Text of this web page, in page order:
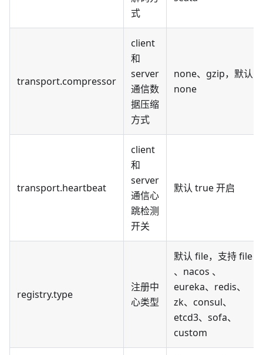
式
transport.compressor
client
和
server
通信数
据压缩
方式
none、gzip，默认
none
transport.heartbeat
client
和
server
通信心
跳检测
开关
默认 true 开启
registry.type
注册中
心类型
默认 file，支持 file
、nacos 、
eureka、redis、
zk、consul、
etcd3、sofa、
custom